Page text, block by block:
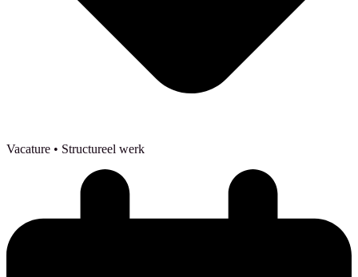
Vacature • Structureel werk